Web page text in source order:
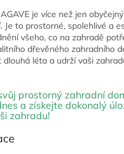
je více než jen
Je to prostorné, spolehlivé a
všeho, co na zahradě
dřevěného zahradního
dlouhá léta a udrží vaši
prostorný zahradní
a získejte dokonalý
zahradu!